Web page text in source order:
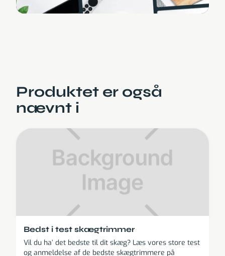
Produktet er også
nævnt i
Bedst i test skægtrimmer
Vil du ha’ det bedste til dit skæg? Læs vores store test
og anmeldelse af de bedste skægtrimmere på